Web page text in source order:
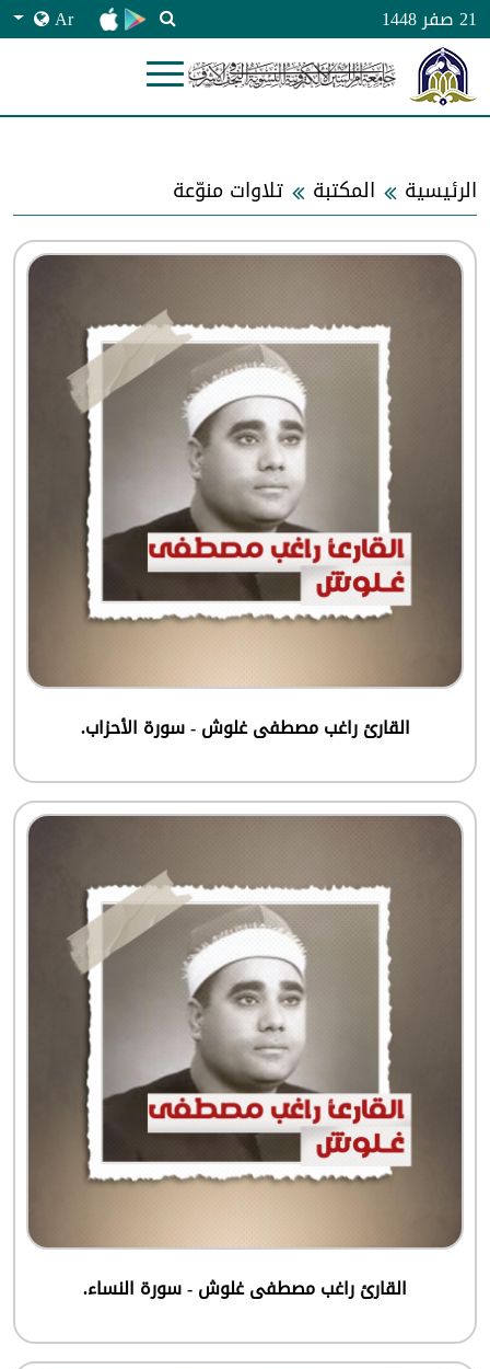
21 صفر 1448 Ar
الرئيسية المكتبة تلاوات منوّعة
القارئ راغب مصطفى غلوش - سورة الأحزاب.
القارئ راغب مصطفى غلوش - سورة النساء.